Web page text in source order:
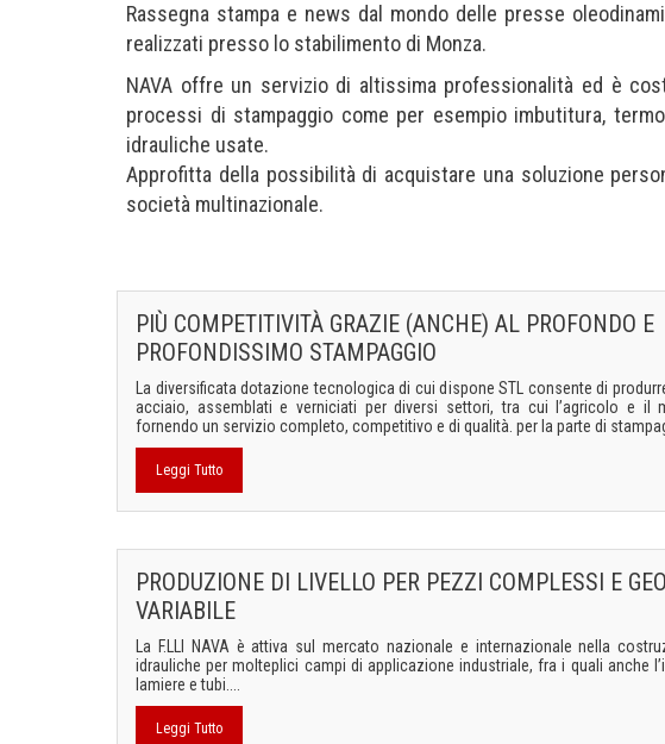
Rassegna stampa e news dal mondo delle presse
realizzati presso lo stabilimento di Monza.
NAVA offre un servizio di altissima professionalità ed è
processi di stampaggio come per esempio imbutitura,
idrauliche usate.
Approfitta della possibilità di acquistare una soluzione
società multinazionale.
PIÙ COMPETITIVITÀ GRAZIE (ANCHE) AL PROFONDO E
PROFONDISSIMO STAMPAGGIO
La diversificata dotazione tecnologica di cui dispone STL consente di
acciaio, assemblati e verniciati per diversi settori, tra cui l’agricolo e il
fornendo un servizio completo, competitivo e di qualità. per la parte di
Leggi Tutto
PRODUZIONE DI LIVELLO PER PEZZI COMPLESSI E
VARIABILE
La F.LLI NAVA è attiva sul mercato nazionale e internazionale nella
idrauliche per molteplici campi di applicazione industriale, fra i quali anche
lamiere e tubi....
Leggi Tutto